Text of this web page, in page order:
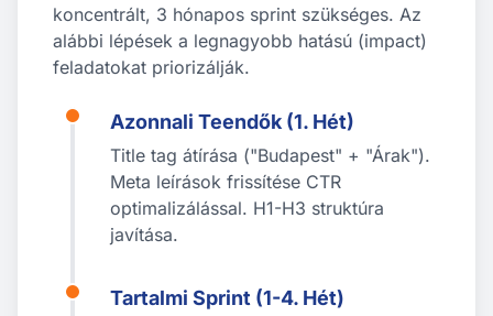
koncentrált, 3 hónapos sprint szükséges. Az
alábbi lépések a legnagyobb hatású (impact)
feladatokat priorizálják.
Azonnali Teendők (1. Hét)
Title tag átírása ("Budapest" + "Árak").
Meta leírások frissítése CTR
optimalizálással. H1-H3 struktúra
javítása.
Tartalmi Sprint (1-4. Hét)